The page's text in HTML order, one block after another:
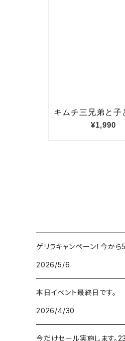
ゲリラキャンペーン！今か
2026/5/6
本日イベント最終日です。
2026/4/30
今だけセール実施します。